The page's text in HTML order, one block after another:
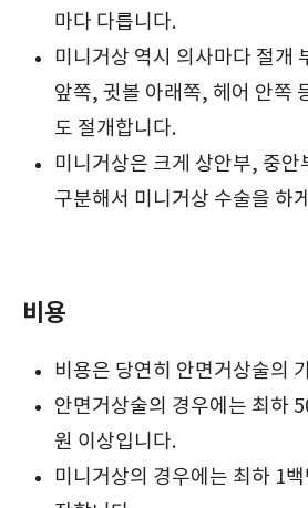
마다 다릅니다.
미니거상 역시 의사마다 절개
앞쪽, 귓볼 아래쪽, 헤어 안쪽
도 절개합니다.
미니거상은 크게 상안부, 중안
구분해서 미니거상 수술을 하
비용
비용은 당연히 안면거상술의
안면거상술의 경우에는 최하
원 이상입니다.
미니거상의 경우에는 최하 1